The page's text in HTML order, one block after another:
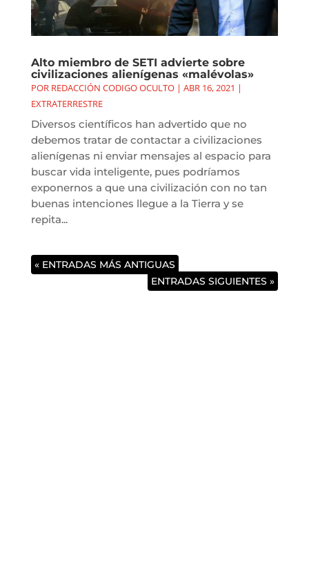
Alto miembro de SETI advierte sobre
civilizaciones alienígenas «malévolas»
POR REDACCIÓN CODIGO OCULTO| ABR 16, 2021 |
EXTRATERRESTRE
Diversos científicos han advertido que no
debemos tratar de contactar a civilizaciones
alienígenas ni enviar mensajes al espacio para
buscar vida inteligente, pues podríamos
exponernos a que una civilización con no tan
buenas intenciones llegue a la Tierra y se
repita...
« ENTRADAS MÁS ANTIGUAS
ENTRADAS SIGUIENTES »